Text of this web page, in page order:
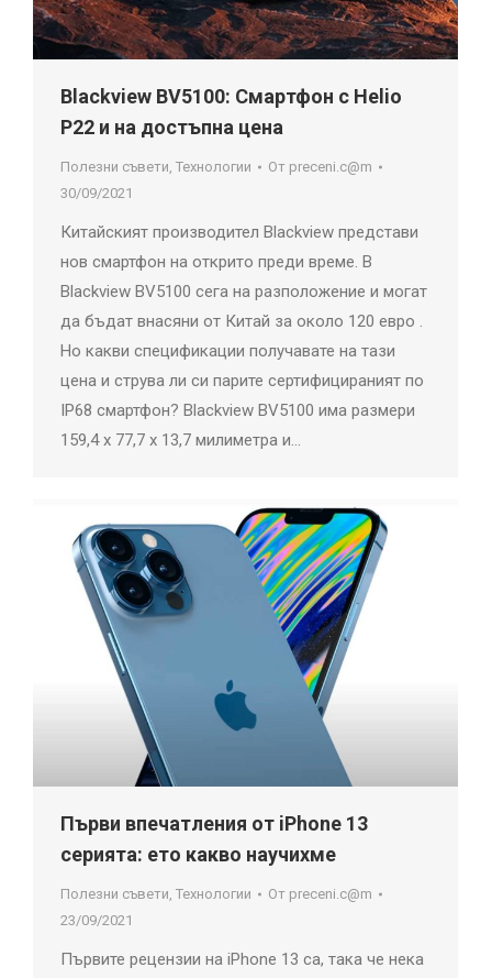
Blackview BV5100: Смартфон с Helio
P22 и на достъпна цена
Полезни съвети, Технологии От preceni.c@m
30/09/2021
Китайският производител Blackview представи
нов смартфон на открито преди време. В
Blackview BV5100 сега на разположение и могат
да бъдат внасяни от Китай за около 120 евро .
Но какви спецификации получавате на тази
цена и струва ли си парите сертифицираният по
IP68 смартфон? Blackview BV5100 има размери
159,4 x 77,7 x 13,7 милиметра и…
Първи впечатления от iPhone 13
серията: ето какво научихме
Полезни съвети, Технологии От preceni.c@m
23/09/2021
Първите рецензии на iPhone 13 са, така че нека